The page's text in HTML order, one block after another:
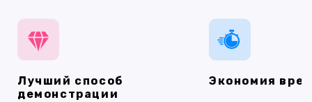
Лучший способ
демонстрации
Экономия